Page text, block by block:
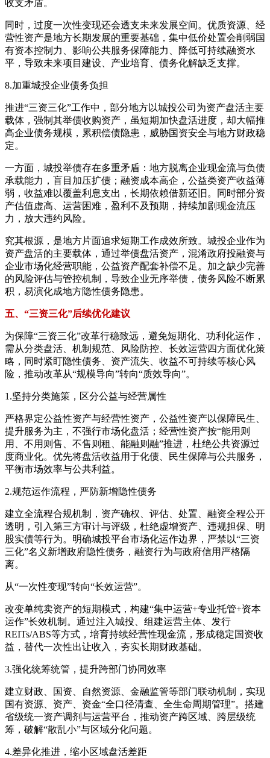
收支矛盾。
同时，过度一次性变现还会透支未来发展空间。优质资源、经
营性资产是地方长期发展的重要基础，集中低价处置会削弱国
有资本控制力、影响公共服务保障能力、降低可持续融资水
平，导致未来项目建设、产业培育、债务化解缺乏支撑。
8.加重城投企业债务负担
推进“三资三化”工作中，部分地方以城投公司为资产盘活主要
载体，强制其举债收购资产，虽短期加快盘活进度，却大幅推
高企业债务规模，累积偿债隐患，威胁国资安全与地方财政稳
定。
一方面，城投举债存在多重矛盾：地方脱离企业现金流与负债
承载能力，盲目加压扩债；融资成本高企，公益类资产收益薄
弱，收益难以覆盖利息支出，长期依赖借新还旧。同时部分资
产估值虚高、运营困难，盈利不及预期，持续加剧现金流压
力，放大违约风险。
究其根源，是地方片面追求短期工作成效所致。城投企业作为
资产盘活的主要载体，通过举债盘活资产，混淆政府投融资与
企业市场化经营职能，公益资产配套补偿不足。加之缺少完善
的风险评估与管控机制，导致企业无序举债，债务风险不断累
积，易演化成地方隐性债务隐患。
五、“三资三化”后续优化建议
为保障“三资三化”改革行稳致远，避免短期化、功利化运作，
需从分类盘活、机制规范、风险防控、长效运营四方面优化策
略，同时紧盯隐性债务、资产流失、收益不可持续等核心风
险，推动改革从“规模导向”转向“质效导向”。
1.坚持分类施策，区分公益与经营属性
严格界定公益性资产与经营性资产，公益性资产以保障民生、
提升服务为主，不强行市场化盘活；经营性资产按“能用则
用、不用则售、不售则租、能融则融”推进，杜绝公共资源过
度商业化。优先将盘活收益用于化债、民生保障与公共服务，
平衡市场效率与公共利益。
2.规范运作流程，严防新增隐性债务
建立全流程合规机制，资产确权、评估、处置、融资全程公开
透明，引入第三方审计与评级，杜绝虚增资产、违规担保、明
股实债等行为。明确城投平台市场化运作边界，严禁以“三资
三化”名义新增政府隐性债务，融资行为与政府信用严格隔
离。
从“一次性变现”转向“长效运营”。
改变单纯卖资产的短期模式，构建“集中运营+专业托管+资本
运作”长效机制。通过注入城投、组建运营主体、发行
REITs/ABS等方式，培育持续经营性现金流，形成稳定国资收
益，替代一次性出让收入，夯实长期财政基础。
3.强化统筹统管，提升跨部门协同效率
建立财政、国资、自然资源、金融监管等部门联动机制，实现
国有资源、资产、资金“全口径清查、全生命周期管理”。搭建
省级统一资产调剂与运营平台，推动资产跨区域、跨层级统
筹，破解“散乱小”与区域分化问题。
4.差异化推进，缩小区域盘活差距